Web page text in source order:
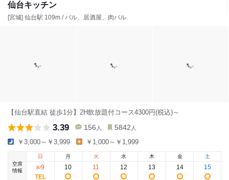
仙台キッチン
[宮城] 仙台駅 109m / バル、居酒屋、肉バル
【仙台駅直結 徒歩1分】2H飲放題付コース4300円(税込)～
3.39 156 人 5842 人
￥3,000～￥3,999 ￥1,000～￥1,999
空席
情報
日
8/9
月
10
火
11
水
12
木
13
金
14
土
15